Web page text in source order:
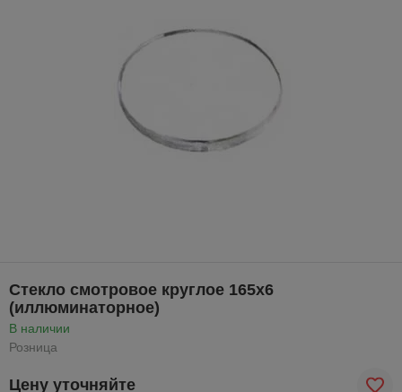
Стекло смотровое круглое 165х6
(иллюминаторное)
В наличии
Розница
Цену уточняйте